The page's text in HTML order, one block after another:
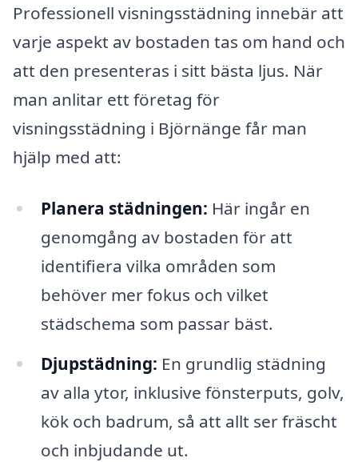
Professionell visningsstädning innebär att
varje aspekt av bostaden tas om hand och
att den presenteras i sitt bästa ljus. När
man anlitar ett företag för
visningsstädning i Björnänge får man
hjälp med att:
Planera städningen: Här ingår en
genomgång av bostaden för att
identifiera vilka områden som
behöver mer fokus och vilket
städschema som passar bäst.
Djupstädning: En grundlig städning
av alla ytor, inklusive fönsterputs, golv,
kök och badrum, så att allt ser fräscht
och inbjudande ut.